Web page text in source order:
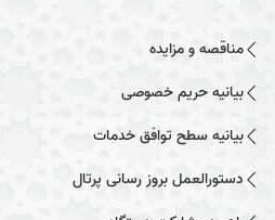
مناقصه و مزایده
بیانیه حریم خصوصی
بیانیه سطح توافق خدمات
دستورالعمل بروز رسانی پرتال